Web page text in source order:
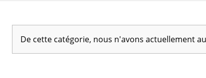
De cette catégorie, nous n'avons actuellement